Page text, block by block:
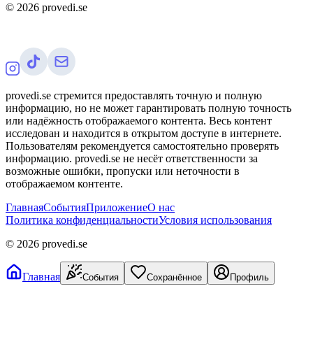
© 2026 provedi.se
provedi.se стремится предоставлять точную и полную
информацию, но не может гарантировать полную точность
или надёжность отображаемого контента. Весь контент
исследован и находится в открытом доступе в интернете.
Пользователям рекомендуется самостоятельно проверять
информацию. provedi.se не несёт ответственности за
возможные ошибки, пропуски или неточности в
отображаемом контенте.
ГлавнаяСобытияПриложениеО нас
Политика конфиденциальностиУсловия использования
© 2026 provedi.se
Главная События Сохранённое Профиль